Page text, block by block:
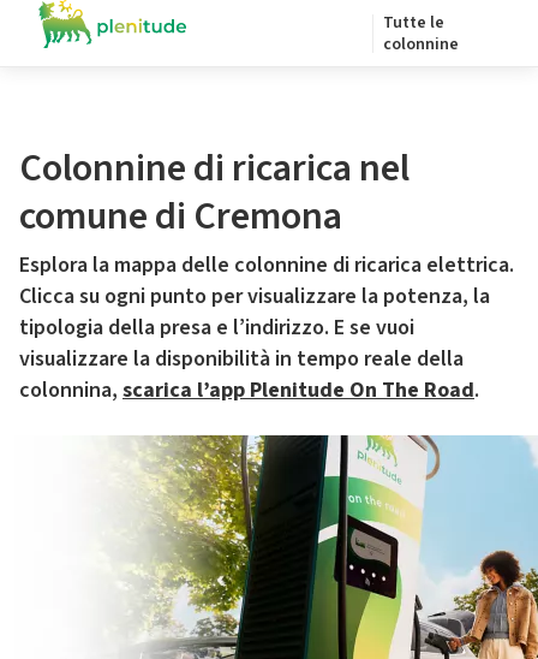
Tutte le
colonnine
Colonnine di ricarica nel
comune di Cremona
Esplora la mappa delle colonnine di ricarica elettrica.
Clicca su ogni punto per visualizzare la potenza, la
tipologia della presa e l’indirizzo. E se vuoi
visualizzare la disponibilità in tempo reale della
colonnina, scarica l’app Plenitude On The Road.